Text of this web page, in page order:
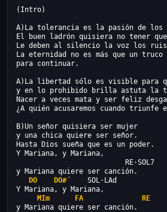
(Intro)
A)La tolerancia es la pasión de
El buen ladrón quisiera no tener
Le deben al silencio la voz los
La eternidad no es más que un truco
para continuar.
A)La libertad sólo es visible para
y en lo prohibido brilla astuta la
Nacer a veces mata y ser feliz
¿A quién acusaremos cuando triunfe
B)Un señor quisiera ser mujer
y una chica quiere ser señor.
Hasta Dios sueña que es un poder.
Y Mariana, y Mariana,
RE·SOL7
y Mariana quiere ser canción.
DO
DO#´
SOL·LAd
Y Mariana, y Mariana,
MIm
FA
RE
y Mariana quiere ser canción.